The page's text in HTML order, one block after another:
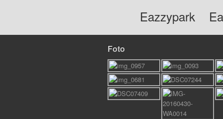
Eazzypark
Foto